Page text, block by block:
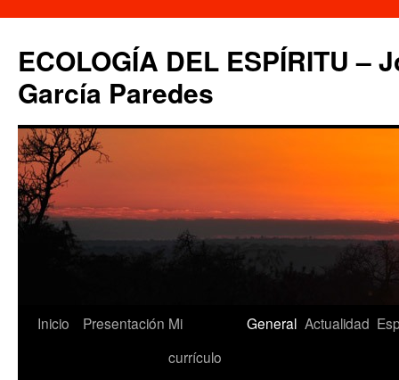
contenido
ECOLOGÍA DEL ESPÍRITU –
García Paredes
Inicio Presentación Mi
currículo
General Actualidad